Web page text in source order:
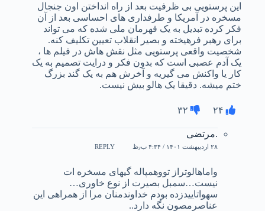
این پرستویی بی ظرفیت بعد از راه انداختن اون جنجال
مسخره در آمریکا و طرفداری های احساسی بعد از آن
فکر کرده تبدیل به یک قهرمان ملی شده که می تواند
برای رهبر فرهیخته و بصیر انقلاب تعیین تکلیف کنه.
شخصیت واقعی پرستویی مثل نقش هاش در فیلم ها ،
یک آدم عصبی است که بدون فکر و درایت تصمیم به یک
کار یا واکنش می گیریه و آخرش هم به یک گند بزرگ
ختم میشه. دقیقا یک هالو بیش نیست.
۲۴ ۳۲
.مرتضی
۲۸ اردیبهشت ۱۴۰۱ / ۴:۳۴ ب٫ظ REPLY
واماهالوتراز تووهمپاله گیهای مسخره ات
نیست…سمبل بصیرت از نوع خاوری…
سهواتاییدزده بودم خداوندمنان مرا از همراهی این
عناصرمصون نگه دارد..